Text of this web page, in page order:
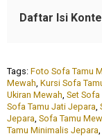
Daftar Isi
Tags: Foto Sofa Tamu
Mewah Kursi Sofa
Ukiran Mewah Set Sofa
Sofa Tamu Jati Jepara
Jepara Sofa Tamu
Tamu Minimalis Jepara